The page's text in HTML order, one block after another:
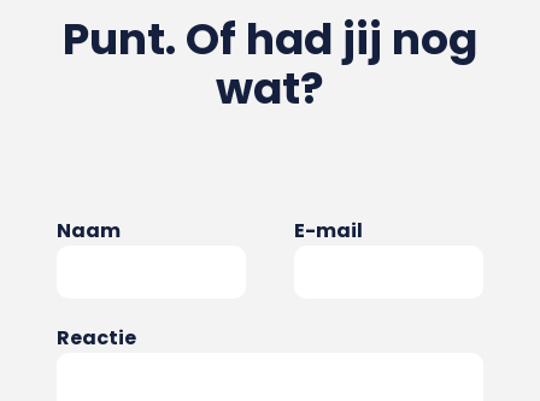
Punt. Of had jij nog
wat?
Naam E-mail
Reactie